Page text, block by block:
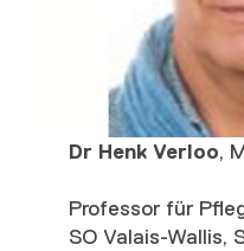
Dr Henk Verloo,
Professor für
SO Valais-Wallis,